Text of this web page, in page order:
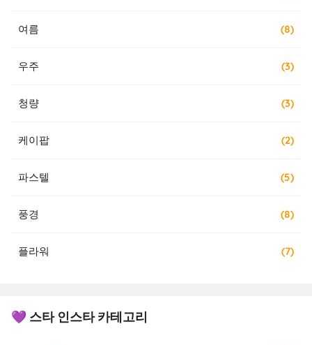
여름 (8)
우주 (3)
청량 (3)
케이팝 (2)
파스텔 (5)
풍경 (8)
플라워 (7)
💜 스타 인스타 카테고리